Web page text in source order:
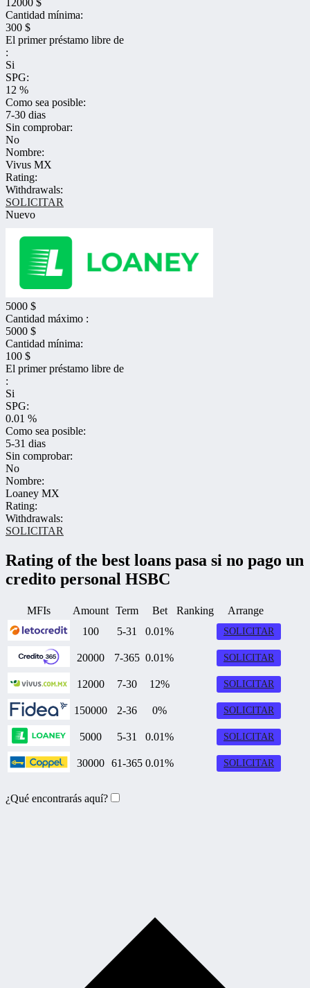
Cantidad mínima:
300 $
El primer préstamo libre de
:
Si
SPG:
12 %
Como sea posible:
7-30 dias
Sin comprobar:
No
Nombre:
Vivus MX
Rating:
Withdrawals:
SOLICITAR
Nuevo
5000 $
Cantidad máximo :
5000 $
Cantidad mínima:
100 $
El primer préstamo libre de
:
Si
SPG:
0.01 %
Como sea posible:
5-31 dias
Sin comprobar:
No
Nombre:
Loaney MX
Rating:
Withdrawals:
SOLICITAR
Rating of the best loans pasa si no pago un
credito personal HSBC
MFIs Amount Term Bet Ranking
Arrange
100
5-31 0.01% SOLICITAR
20000 7-365 0.01% SOLICITAR
12000 7-30 12% SOLICITAR
150000 2-36 0% SOLICITAR
5000 5-31 0.01% SOLICITAR
30000 61-365 0.01% SOLICITAR
¿Qué encontrarás aquí?